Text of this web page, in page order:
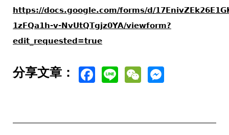
https://docs.google.com/forms/d/
1zFQa1h-v-NvUtQTgjz0YA/viewform?
edit_requested=true
分享文章： Facebook
LineWeChat